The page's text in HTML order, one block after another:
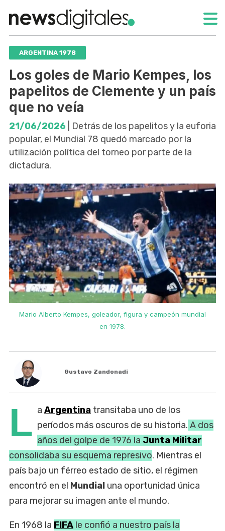
ARGENTINA 1978
Los goles de Mario Kempes, los
papelitos de Clemente y un país
que no veía
21/06/2026 | Detrás de los papelitos y la euforia
popular, el Mundial 78 quedó marcado por la
utilización política del torneo por parte de la
dictadura.
Mario Alberto Kempes, goleador, figura y campeón mundial
en 1978.
Gustavo Zandonadi
L a Argentina transitaba uno de los
períodos más oscuros de su historia. A dos
años del golpe de 1976 la Junta Militar
consolidaba su esquema represivo. Mientras el
país bajo un férreo estado de sitio, el régimen
encontró en el Mundial una oportunidad única
para mejorar su imagen ante el mundo.
En 1968 la FIFA le confió a nuestro país la